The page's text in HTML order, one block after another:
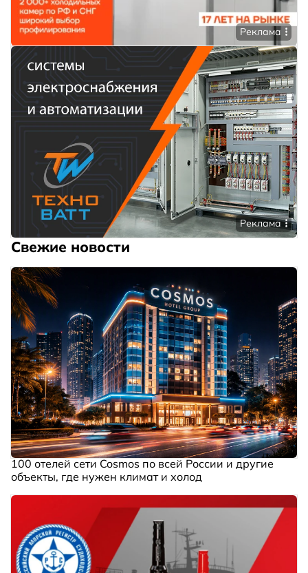
Реклама
Реклама
Свежие новости
100 отелей сети Cosmos по всей России и другие
объекты, где нужен климат и холод